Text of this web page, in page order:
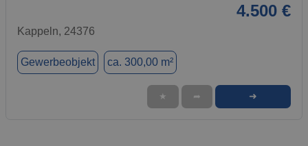
4.500 €
Kappeln, 24376
Gewerbeobjekt ca. 300,00 m²
★ ➦ ➜